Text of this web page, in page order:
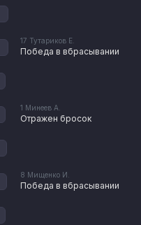
17 Тутариков Е.
Победа в вбрасывании
1 Минеев А.
Отражен бросок
8 Мищенко И.
Победа в вбрасывании